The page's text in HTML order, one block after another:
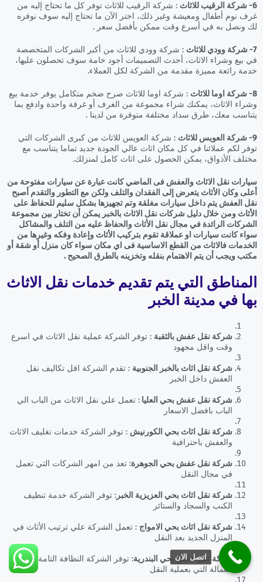
6- شركة الرقيب للاثاث
: شركة الرقيب للاثاث توفر كل ما تحتاج إليه من
غرف نوم أطفال ومعيشة وغير ذلك، اختر الآن ما تحتاج إليه سوف نوفره
لك ونصل به في أسرع وقت ممكن بأفضل سعر .
7- شركة وودي للاثاث
: شركة وودي للاثاث من أكبر الشركات المتخصصة
في بيع وشراء الاثاث، أحدث التصميمات أجود خامة سوف تحصلون عليها،
خدمة رائعة مميزة مقدمة من الشركة لكل العملاء.
8- شركة اوما للاثاث
: شركة اوما للاثاث صرح ضخم متكامل يوفر خدمة بيع
وشراء الاثاث، يمكنك شراء مجموعة من الغرف أو غرفة واحدة وادفع بما
يتناسب معك، طرق سداد مختلفة متوفرة من لدينا .
9- شركة العويس للاثاث
: شركة العويس للاثاث من كبرى الشركات التي
توفر لكم عملائنا في كل مكان اثاث عالي الجودة جديد تماما يتناسب مع
مختلف الأذواق، يمكن الحصول على اثاث كامل لمنزلك.
سيارات نقل الاثاث والعفش فى الماضي كانت عبارة عن سيارات مفتوحة من
أعلى وكان الأثاث يتعرض إلى الفقدان والتلف ولكن مع التطور والتقدم أصبح
نقل العفش يتم داخل سيارات مغلقة وتم تجهيزها بشكل سليم للحفاظ على
الأثاث ومن خلال دليل شركات نقل الاثاث بالخبر يمكن أن تختار بين مجموعة
الشركات الرائدة في مجال نقل الأثاث والحفاظ عليه من التلف والمشاكل
سواء كانت سيارات او عملاقة تقوم بتركيب الأثاث وإعادة وفكه وغيرها من
الخدمات فالاثاث من القطع الاساسية فى اي مكان سواء كان منزل أو شقة أو
مكتب ويجب أن يتم الاهتمام بنقله وتخزينه بالطرق الصحيح .
المناطق التي يتم تقديم خدمات نقل الاثاث
بها في مدينة الخبر
شركة نقل عفش بالثقبة : توفر الشركة عملية نقل الاثاث في اسرع
وقت واقل مجهود
شركة نقل اثاث بالخبر الجنوبية : تقدم الشركة اقل تكاليف نقل
العفش داخل الخبر
شركة نقل عفش بحي العليا : تعمل علي نقل الاثاث من الباب الي
الباب بافضل الاسعار
شركة نقل اثاث بحي الكورنيش : توفر الشركة خدمات تغليف الاثاث
والعفش باحترافية
شركة نقل عفش بحي الجوهرة: تعد من امهر الشركات التي تعمل
في مجال النقل
شركة نقل اثاث بحي العزيزية الخبر : توفر الشركة خدمة تنظيف
الكنب والسجاد والستائر
شركة نقل اثاث بحي الامواج : تعمل الشركة علي ترتيب الأثاث في
المنزل الجديد بعد النقل
شركة نقل عفش بحي البندرية: توفر الشركة النظافة التامة في
العمالة التي بعملية النقل
اتصل الان